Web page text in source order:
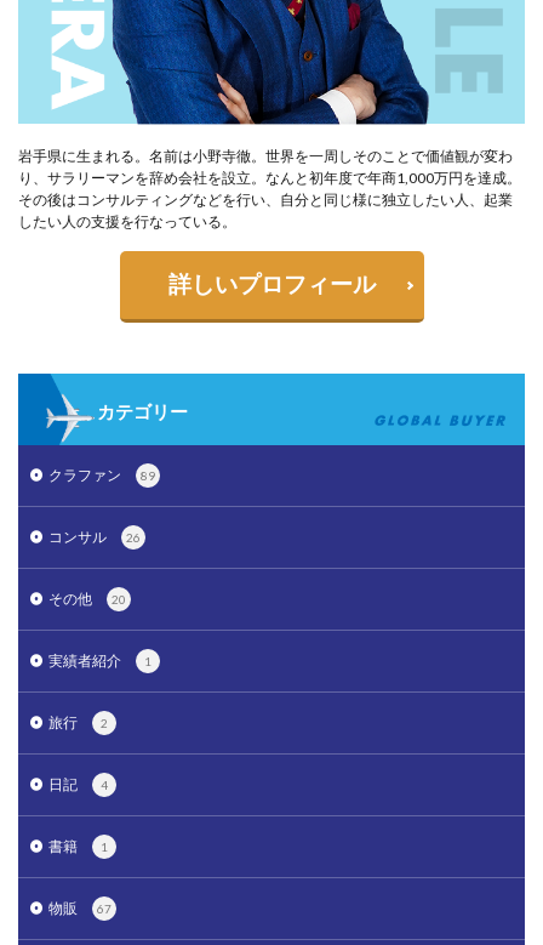
岩手県に生まれる。名前は小野寺徹。世界を一周しそのことで価値観が変わ
り、サラリーマンを辞め会社を設立。なんと初年度で年商1,000万円を達成。
その後はコンサルティングなどを行い、自分と同じ様に独立したい人、起業
したい人の支援を行なっている。
詳しいプロフィール
カテゴリー
クラファン 89
コンサル 26
その他 20
実績者紹介 1
旅行 2
日記 4
書籍 1
物販 67